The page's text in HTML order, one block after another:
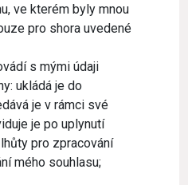
ve kterém byly mnou
pro shora uvedené
s mými údaji
ukládá je do
je v rámci své
je po uplynutí
pro zpracování
mého souhlasu;